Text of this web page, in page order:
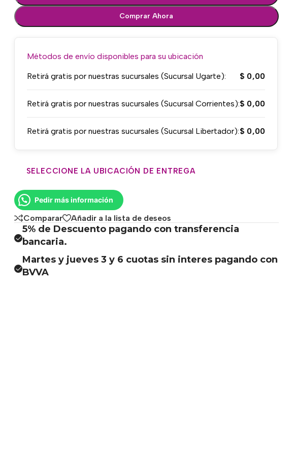
Comprar Ahora
Métodos de envío disponibles para su ubicación
Retirá gratis por nuestras sucursales (Sucursal Ugarte): $ 0,00
Retirá gratis por nuestras sucursales (Sucursal Corrientes):$ 0,00
Retirá gratis por nuestras sucursales (Sucursal Libertador):$ 0,00
SELECCIONE LA UBICACIÓN DE ENTREGA
Pedir más información
Comparar Añadir a la lista de deseos
5% de Descuento pagando con transferencia
bancaria.
Martes y jueves 3 y 6 cuotas sin interes pagando con
BVVA